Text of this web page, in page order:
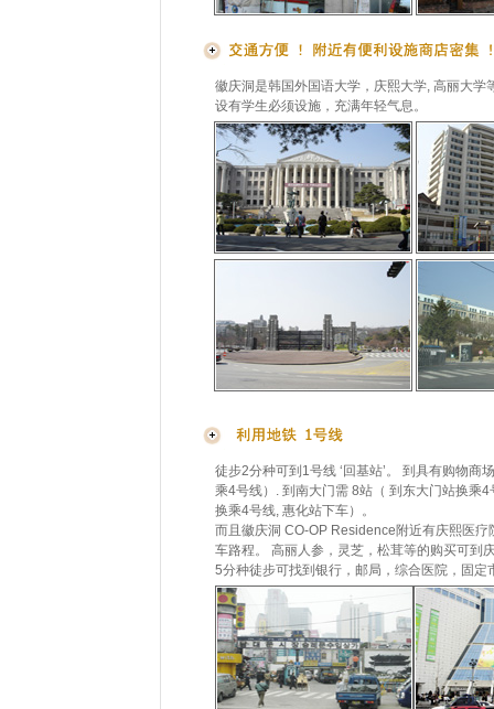
徽庆洞是韩国外国语大学，庆熙大学, 高丽大学
设有学生必须设施，充满年轻气息。
徒步2分种可到1号线 ‘回基站’。 到具有购物
乘4号线）. 到南大门需 8站（ 到东大门站换乘
换乘4号线, 惠化站下车）。
而且徽庆洞 CO-OP Residence附近有庆熙医
车路程。 高丽人参，灵芝，松茸等的购买可到
5分种徒步可找到银行，邮局，综合医院，固定